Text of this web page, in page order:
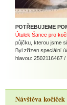
POTŘEBUJEME
Útulek Šance pro
půjčku, kterou jsme
Byl zřízen speciální
hlavou: 2502116467 /
Návštěva kočiček